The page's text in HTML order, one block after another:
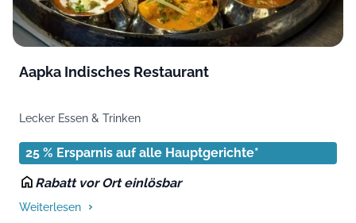
Aapka Indisches Restaurant
Lecker Essen & Trinken
25 % Ersparnis auf alle Hauptgerichte*
Rabatt vor Ort einlösbar
Weiterlesen